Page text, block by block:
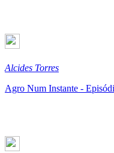
Alcides Torres
Agro Num Instante -